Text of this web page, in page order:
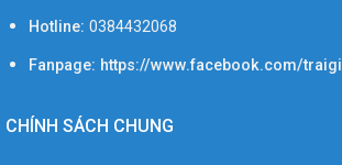
Hotline: 0384432068
Fanpage: https://www.facebook.com/
CHÍNH SÁCH CHUNG